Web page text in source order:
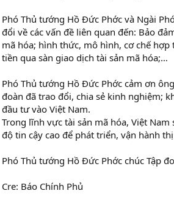
Phó Thủ tướng Hồ Đức Phớc và Ngài
đổi về các vấn đề liên quan đến: Bảo
mã hóa; hình thức, mô hình, cơ chế
tiền qua sàn giao dịch tài sản mã hóa;…
Phó Thủ tướng Hồ Đức Phớc cảm ơn
đoàn đã trao đổi, chia sẻ kinh nghiệm;
đầu tư vào Việt Nam.
Trong lĩnh vực tài sản mã hóa, Việt
độ tin cậy cao để phát triển, vận hành
Phó Thủ tướng Hồ Đức Phớc chúc Tập
Cre: Báo Chính Phủ